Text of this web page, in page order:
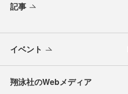
記事
イベント
翔泳社のWebメディア